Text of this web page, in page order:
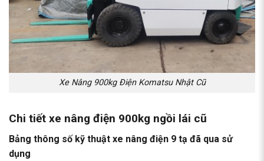
Xe Nâng 900kg Điện Komatsu Nhật Cũ
Chi tiết xe nâng điện 900kg ngồi lái cũ
Bảng thông số kỹ thuật xe nâng điện 9 tạ đã qua sử
dụng